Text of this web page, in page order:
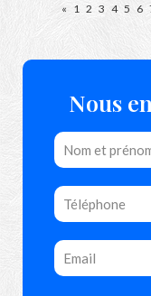
« 1 2 3 4 5 6
Nous